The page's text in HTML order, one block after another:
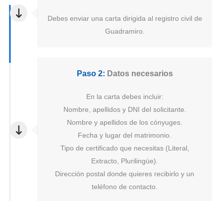
Debes enviar una carta dirigida al registro civil de
Guadramiro.
Paso 2: Datos necesarios
En la carta debes incluir:
Nombre, apellidos y DNI del solicitante.
Nombre y apellidos de los cónyuges.
Fecha y lugar del matrimonio.
Tipo de certificado que necesitas (Literal,
Extracto, Plurilingüe).
Dirección postal donde quieres recibirlo y un
teléfono de contacto.